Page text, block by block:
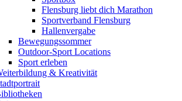
Flensburg liebt dich Marathon
Sportverband Flensburg
Hallenvergabe
Bewegungssommer
Outdoor-Sport Locations
Sport erleben
& Kreativität